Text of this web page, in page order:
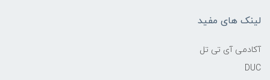
لینک های مفید
آکادمی آی تی تل
DUC